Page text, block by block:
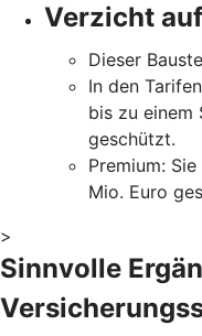
Verzicht
Dieser
In den
bis zu einem
geschützt.
Premium:
Mio. Euro
>
Sinnvolle